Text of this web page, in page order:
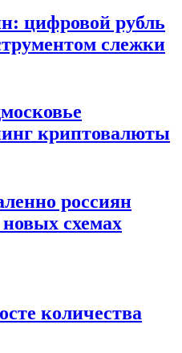
цифровой рубль
слежки
криптовалюты
россиян
схемах
количества